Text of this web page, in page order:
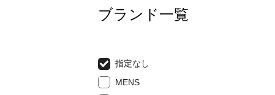
ブランド一覧
指定なし
MENS